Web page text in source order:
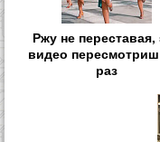
Ржу не переставая,
видео
раз